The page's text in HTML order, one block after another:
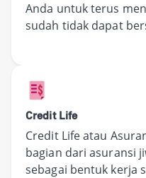
Anda untuk terus
sudah tidak dapat
Credit Life
Credit Life atau
bagian dari asuransi
sebagai bentuk kerja